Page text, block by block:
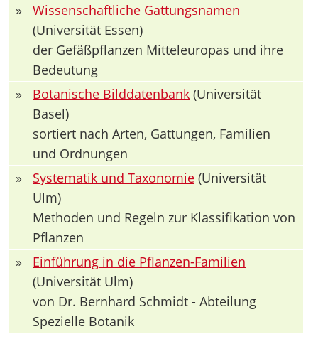
»
Wissenschaftliche Gattungsnamen
(Universität Essen)
der Gefäßpflanzen Mitteleuropas und ihre
Bedeutung
»
Botanische Bilddatenbank (Universität
Basel)
sortiert nach Arten, Gattungen, Familien
und Ordnungen
»
Systematik und Taxonomie (Universität
Ulm)
Methoden und Regeln zur Klassifikation von
Pflanzen
»
Einführung in die Pflanzen-Familien
(Universität Ulm)
von Dr. Bernhard Schmidt - Abteilung
Spezielle Botanik